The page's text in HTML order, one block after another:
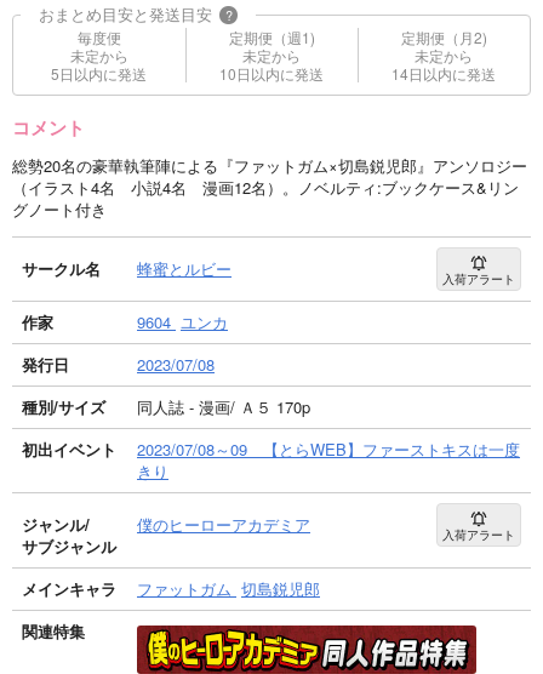
おまとめ目安と発送目安 ?
毎度便
未定から
5日以内に発送
定期便（週1)
未定から
10日以内に発送
定期便（月2)
未定から
14日以内に発送
コメント
総勢20名の豪華執筆陣による『ファットガム×切島鋭児郎』アンソロジー
（イラスト4名 小説4名 漫画12名）。ノベルティ:ブックケース&リン
グノート付き
サークル名 蜂蜜とルビー 入荷アラート
作家 9604 ユンカ
発行日
2023/07/08
種別/サイズ
同人誌 - 漫画/ Ａ５ 170p
初出イベント
2023/07/08～09 【とらWEB】ファーストキスは一度
きり
ジャンル/
サブジャンル
僕のヒーローアカデミア 入荷アラート
メインキャラ ファットガム 切島鋭児郎
関連特集